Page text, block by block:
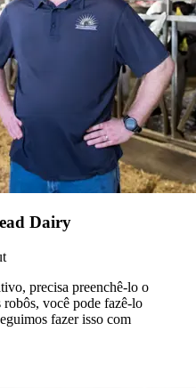
Dairy
precisa preenchê-lo o
você pode fazê-lo
fazer isso com